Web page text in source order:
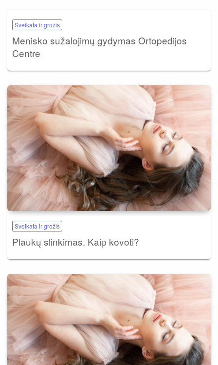
Sveikata ir grožis
Menisko sužalojimų gydymas Ortopedijos
Centre
Sveikata ir grožis
Plaukų slinkimas. Kaip kovoti?